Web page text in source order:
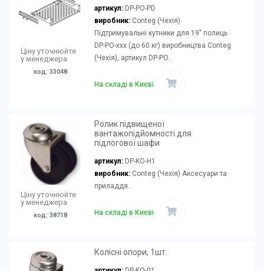
Ціну уточнюйте
у менеджера
код: 33048
артикул: DP-PO-PD
виробник:Conteg (Чехія)
Підтримувальні кутники для 19" полиць
DP-PO-xxx (до 60 кг) виробництва Conteg
(Чехія), артикул DP-PO..
На складі в Києві
Ціну уточнюйте
у менеджера
код: 38718
Ролик підвищеної
вантажопідйомності для
підлогової шафи
артикул: DP-KO-H1
виробник:Conteg (Чехія) Аксесуари та
приладдя..
На складі в Києві
Колісні опори, 1шт.